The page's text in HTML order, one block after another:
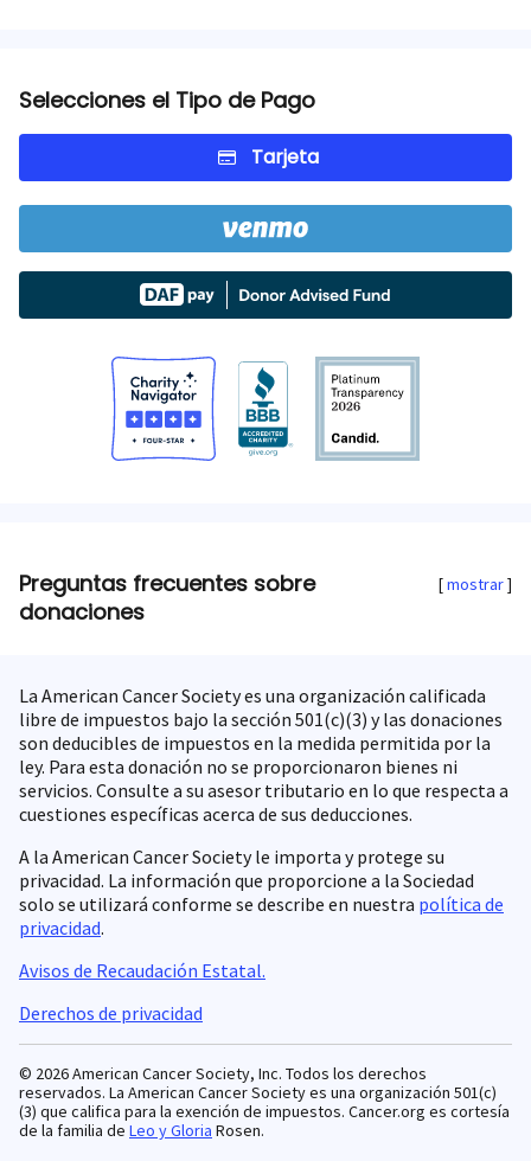
Selecciones el Tipo de Pago
Tarjeta
Preguntas frecuentes sobre
donaciones
mostrar
La American Cancer Society es una organización calificada
libre de impuestos bajo la sección 501(c)(3) y las donaciones
son deducibles de impuestos en la medida permitida por la
ley. Para esta donación no se proporcionaron bienes ni
servicios. Consulte a su asesor tributario en lo que respecta a
cuestiones específicas acerca de sus deducciones.
A la American Cancer Society le importa y protege su
privacidad. La información que proporcione a la Sociedad
solo se utilizará conforme se describe en nuestra política de
privacidad.
Avisos de Recaudación Estatal.
Derechos de privacidad
© 2026 American Cancer Society, Inc. Todos los derechos
reservados. La American Cancer Society es una organización 501(c)
(3) que califica para la exención de impuestos. Cancer.org es cortesía
de la familia de Leo y Gloria Rosen.